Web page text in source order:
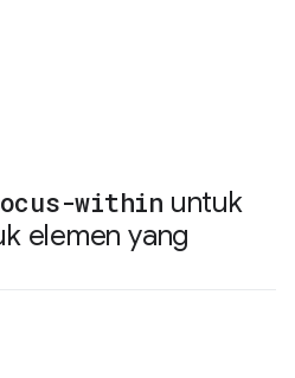
within untuk
elemen yang